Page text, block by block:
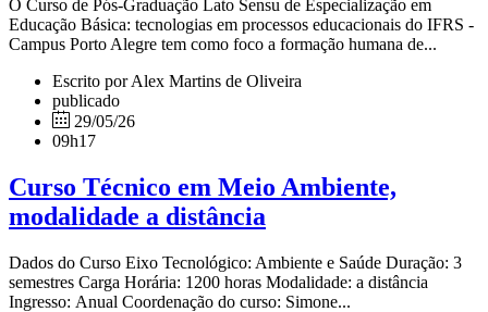
O Curso de Pós-Graduação Lato Sensu de Especialização em
Educação Básica: tecnologias em processos educacionais do IFRS -
Campus Porto Alegre tem como foco a formação humana de...
Escrito por Alex Martins de Oliveira
publicado
29/05/26
09h17
Curso Técnico em Meio Ambiente,
modalidade a distância
Dados do Curso Eixo Tecnológico: Ambiente e Saúde Duração: 3
semestres Carga Horária: 1200 horas Modalidade: a distância
Ingresso: Anual Coordenação do curso: Simone...